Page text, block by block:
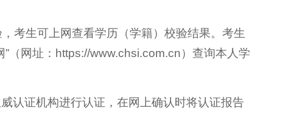
考生可上网查看学历（学籍）校验结果。考生
（网址：https://www.chsi.com.cn）查询本人学
认证机构进行认证，在网上确认时将认证报告